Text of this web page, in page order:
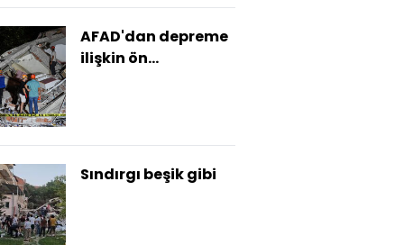
AFAD'dan depreme
ilişkin ön
Sındırgı beşik gibi